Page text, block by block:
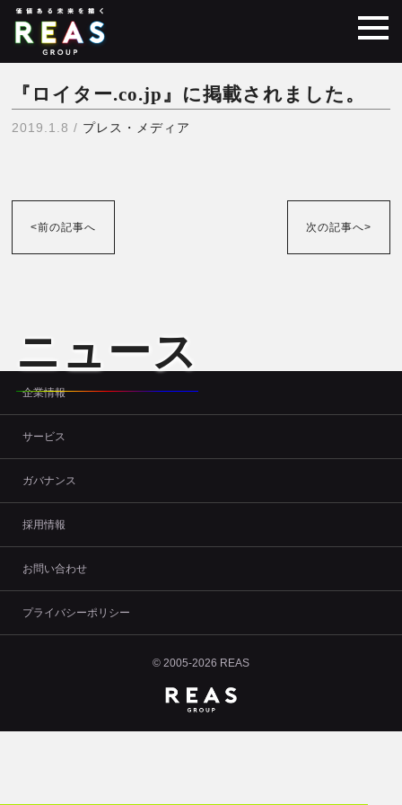
ニュース
『ロイター.co.jp』に掲載されました。
2019.1.8 / プレス・メディア
<前の記事へ 次の記事へ>
企業情報
サービス
ガバナンス
採用情報
お問い合わせ
プライバシーポリシー
© 2005-2026 REAS